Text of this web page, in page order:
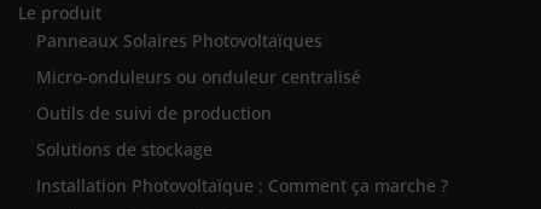
Le produit
Panneaux Solaires Photovoltaïques
Micro-onduleurs ou onduleur centralisé
Outils de suivi de production
Solutions de stockage
Installation Photovoltaïque : Comment ça marche ?